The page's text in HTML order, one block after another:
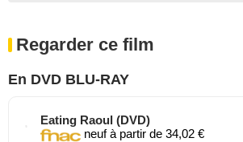
Regarder ce film
En DVD BLU-RAY
Eating Raoul (DVD)
neuf à partir de 34,02 €